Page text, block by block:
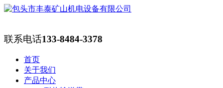
联系电话133-8484-3378
首页
关于我们
产品中心